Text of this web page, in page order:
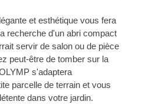
et esthétique vous fera
recherche d'un abri compact
servir de salon ou de pièce
peut-être de tomber sur la
s'adaptera
parcelle de terrain et vous
dans votre jardin.